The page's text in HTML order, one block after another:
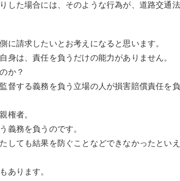
した場合には、そのような行為が、道路交通
に請求したいとお考えになると思います。
身は、責任を負うだけの能力がありません。
か？
督する義務を負う立場の人が損害賠償責任を
権者。
義務を負うのです。
しても結果を防ぐことなどできなかったとい
あります。